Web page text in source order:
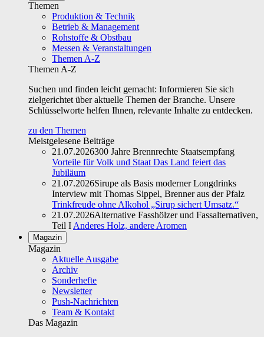
Themen
Produktion & Technik
Betrieb & Management
Rohstoffe & Obstbau
Messen & Veranstaltungen
Themen A-Z
Themen A-Z
Suchen und finden leicht gemacht: Informieren Sie sich
zielgerichtet über aktuelle Themen der Branche. Unsere
Schlüsselworte helfen Ihnen, relevante Inhalte zu entdecken.
zu den Themen
Meistgelesene Beiträge
21.07.2026300 Jahre Brennrechte Staatsempfang
Vorteile für Volk und Staat Das Land feiert das
Jubiläum
21.07.2026Sirupe als Basis moderner Longdrinks
Interview mit Thomas Sippel, Brenner aus der Pfalz
Trinkfreude ohne Alkohol „Sirup sichert Umsatz.“
21.07.2026Alternative Fasshölzer und Fassalternativen,
Teil I Anderes Holz, andere Aromen
Magazin
Magazin
Aktuelle Ausgabe
Archiv
Sonderhefte
Newsletter
Push-Nachrichten
Team & Kontakt
Das Magazin